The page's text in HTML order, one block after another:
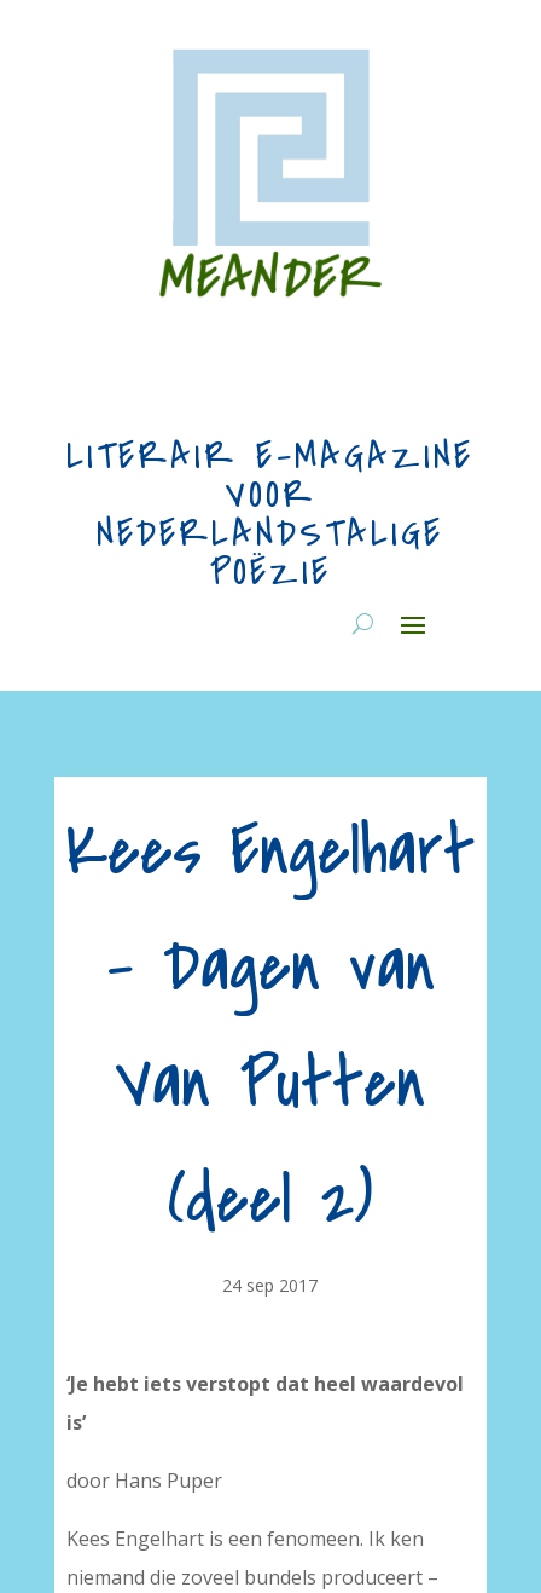
LITERAIR E-MAGAZINE
VOOR
NEDERLANDSTALIGE
POËZIE
Kees Engelhart
– Dagen van
Van Putten
(deel 2)
24 sep 2017
‘Je hebt iets verstopt dat heel waardevol
is’
door Hans Puper
Kees Engelhart is een fenomeen. Ik ken
niemand die zoveel bundels produceert –